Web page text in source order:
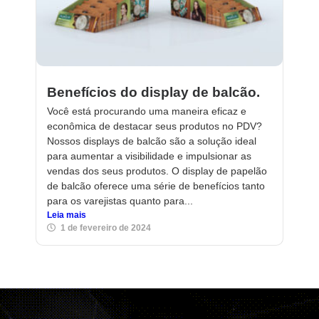
Benefícios do display de balcão.
Você está procurando uma maneira eficaz e
econômica de destacar seus produtos no PDV?
Nossos displays de balcão são a solução ideal
para aumentar a visibilidade e impulsionar as
vendas dos seus produtos. O display de papelão
de balcão oferece uma série de benefícios tanto
para os varejistas quanto para...
Leia mais
1 de fevereiro de 2024